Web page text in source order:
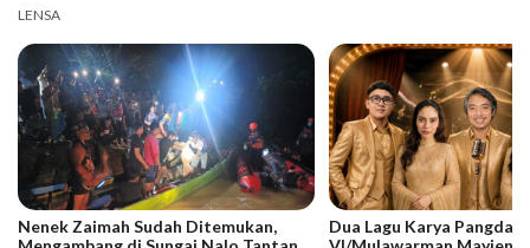
LENSA
Nenek Zaimah Sudah Ditemukan,
Dua Lagu Karya Pangdam